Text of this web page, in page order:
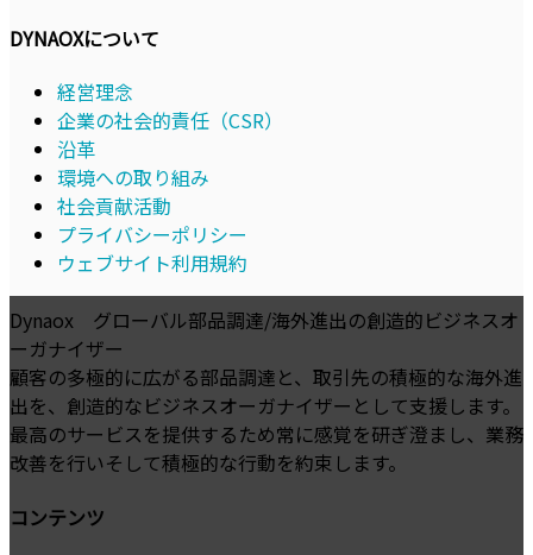
DYNAOXについて
経営理念
企業の社会的責任（CSR）
沿革
環境への取り組み
社会貢献活動
プライバシーポリシー
ウェブサイト利用規約
Dynaox グローバル部品調達/海外進出の創造的ビジネスオ
ーガナイザー
顧客の多極的に広がる部品調達と、取引先の積極的な海外進
出を、創造的なビジネスオーガナイザーとして支援します。
最高のサービスを提供するため常に感覚を研ぎ澄まし、業務
改善を行いそして積極的な行動を約束します。
コンテンツ